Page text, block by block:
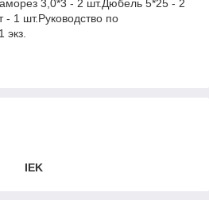
3,0*3 - 2 шт.Дюбель 5*25 - 2
- 1 шт.Руководство по
экз.
IEK